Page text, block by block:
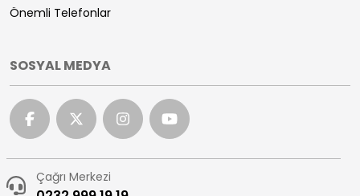
Önemli Telefonlar
SOSYAL MEDYA
Çağrı Merkezi